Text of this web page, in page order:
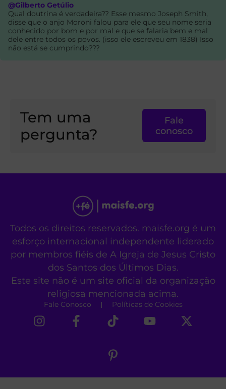
@Gilberto Getúlio
Qual doutrina é verdadeira?? Esse mesmo Joseph Smith,
disse que o anjo Moroni falou para ele que seu nome seria
conhecido por bom e por mal e que se falaria bem e mal
dele entre todos os povos. (isso ele escreveu em 1838) Isso
não está se cumprindo???
Tem uma
pergunta?
Fale
conosco
Todos os direitos reservados. maisfe.org é um
esforço internacional independente liderado
por membros fiéis de A Igreja de Jesus Cristo
dos Santos dos Últimos Dias.
Este site não é um site oficial da organização
religiosa mencionada acima.
Fale Conosco Políticas de Cookies